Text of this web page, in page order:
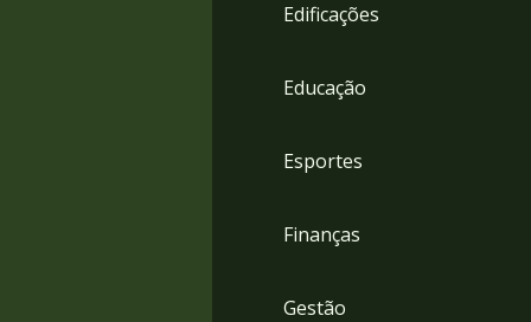
Edificações
Educação
Esportes
Finanças
Gestão